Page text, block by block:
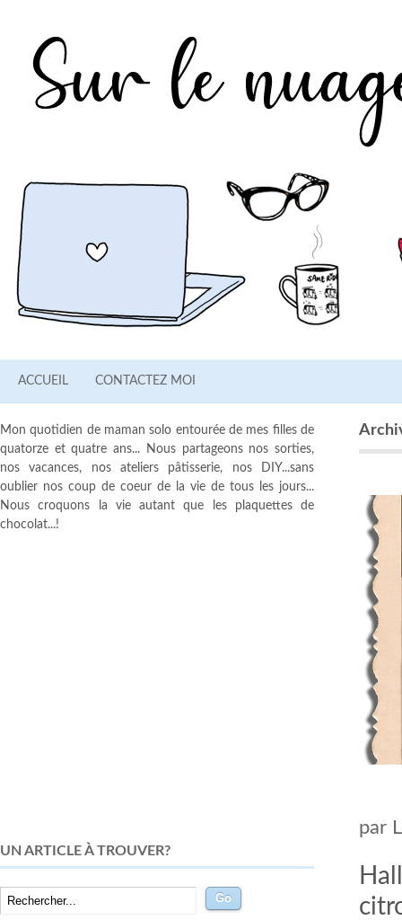
ACCUEIL CONTACTEZ MOI
par
Mon quotidien de maman solo entourée de mes filles de
quatorze et quatre ans... Nous partageons nos sorties,
nos vacances, nos ateliers pâtisserie, nos DIY...sans
oublier nos coup de coeur de la vie de tous les jours...
Nous croquons la vie autant que les plaquettes de
chocolat...!
UN ARTICLE À TROUVER?